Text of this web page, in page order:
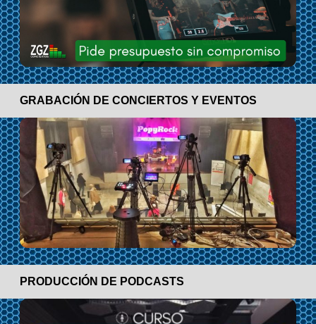
GRABACIÓN DE CONCIERTOS Y EVENTOS
PRODUCCIÓN DE PODCASTS